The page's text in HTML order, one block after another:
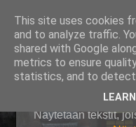
Pullollinen
Näytetään tekstit,
This site uses cookies
and to analyze traffic.
shared with Google
metrics to ensure
statistics, and to detect